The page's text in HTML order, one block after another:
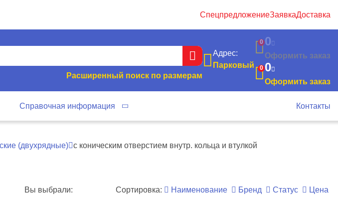
СпецпредложениеЗаявкаДоставка
Расширенный поиск по размерам
Адрес:
Парковый
0 0
Оформить заказ
0 0
Оформить заказ
Справочная информация Контакты
(двухрядные) с коническим отверстием внутр. кольца и втулкой
Вы выбрали: Сортировка: Наименование Бренд Статус Цена